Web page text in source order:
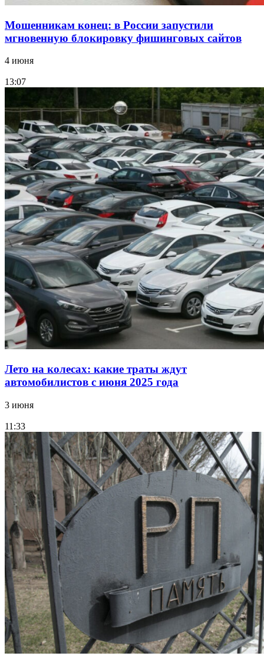
Мошенникам конец: в России запустили
мгновенную блокировку фишинговых сайтов
4 июня
13:07
Лето на колесах: какие траты ждут
автомобилистов с июня 2025 года
3 июня
11:33